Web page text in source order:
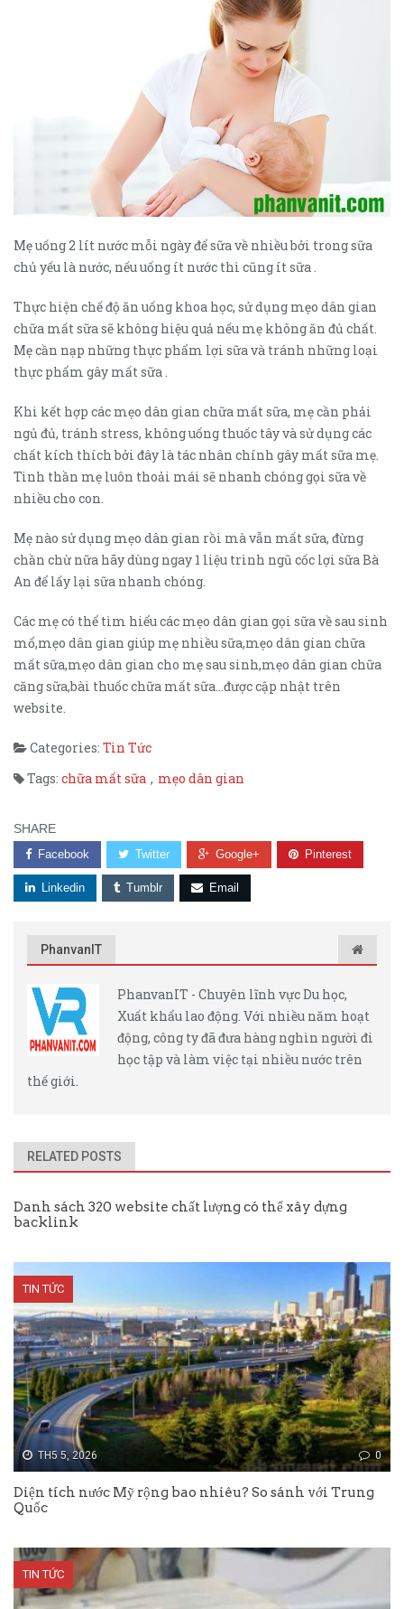
Mẹ uống 2 lít nước mỗi ngày để sữa về nhiều bởi trong sữa
chủ yếu là nước, nếu uống ít nước thì cũng ít sữa .
Thực hiện chế độ ăn uống khoa học, sử dụng mẹo dân gian
chữa mất sữa sẽ không hiệu quả nếu mẹ không ăn đủ chất.
Mẹ cần nạp những thực phẩm lợi sữa và tránh những loại
thực phẩm gây mất sữa .
Khi kết hợp các mẹo dân gian chữa mất sữa, mẹ cần phải
ngủ đủ, tránh stress, không uống thuốc tây và sử dụng các
chất kích thích bởi đây là tác nhân chính gây mất sữa mẹ.
Tinh thần mẹ luôn thoải mái sẽ nhanh chóng gọi sữa về
nhiều cho con.
Mẹ nào sử dụng mẹo dân gian rồi mà vẫn mất sữa, đừng
chần chừ nữa hãy dùng ngay 1 liệu trình ngũ cốc lợi sữa Bà
An để lấy lại sữa nhanh chóng.
Các mẹ có thể tìm hiểu các mẹo dân gian gọi sữa về sau sinh
mổ,mẹo dân gian giúp mẹ nhiều sữa,mẹo dân gian chữa
mất sữa,mẹo dân gian cho mẹ sau sinh,mẹo dân gian chữa
căng sữa,bài thuốc chữa mất sữa…được cập nhật trên
website.
Categories: Tin Tức
Tags: chữa mất sữa , mẹo dân gian
SHARE
Facebook Twitter Google+ Pinterest
Linkedin Tumblr Email
PhanvanIT
PhanvanIT - Chuyên lĩnh vực Du học,
Xuất khẩu lao động. Với nhiều năm hoạt
động, công ty đã đưa hàng nghìn người đi
học tập và làm việc tại nhiều nước trên
thế giới.
RELATED POSTS
Danh sách 320 website chất lượng có thể xây dựng
backlink
TIN TỨC
TH5 5, 2026 0
Diện tích nước Mỹ rộng bao nhiêu? So sánh với Trung
Quốc
TIN TỨC